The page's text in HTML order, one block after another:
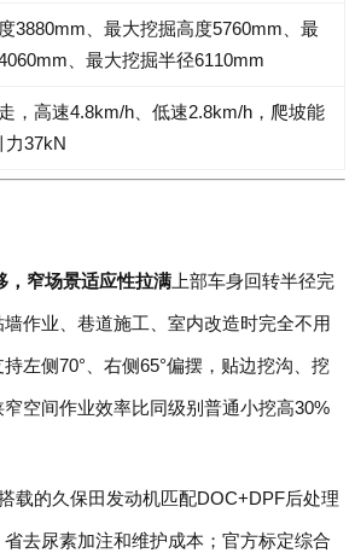
3880mm、最大挖掘高度5760mm、最
、最大挖掘半径6110mm
，高速4.8km/h、低速2.8km/h，爬坡能
力37kN
，窄场景适应性拉满 上部车身回转半径完
作业、巷道施工、室内改造时完全不用
左侧70°、右侧65°偏摆，贴边挖沟、挖
空间作业效率比同级别普通小挖高30%
载的久保田发动机匹配DOC+DPF后处理
去尿素加注和维护成本；官方标定综合